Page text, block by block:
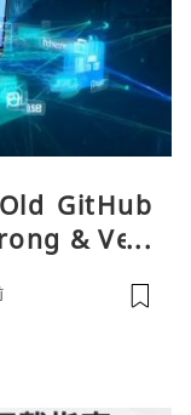
GitHub
& Veri